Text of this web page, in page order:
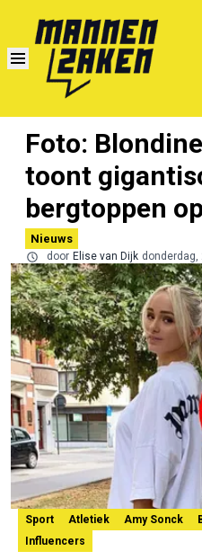
Foto:
toont
bergtoppen
Nieuws
door Elise van Dijk donderdag,
Sport Atletiek Amy Sonck
Influencers